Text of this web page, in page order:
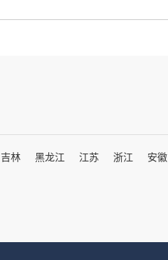
吉林 黑龙江 江苏 浙江 安徽